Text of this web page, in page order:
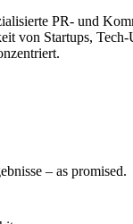
PR- und
von Startups,
– as promised.